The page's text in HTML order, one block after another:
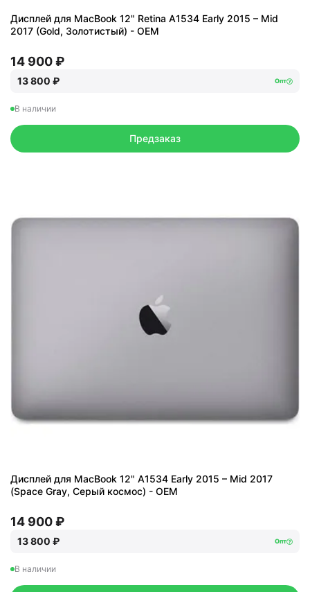
Дисплей для MacBook 12" Retina A1534 Early 2015 – Mid
2017 (Gold, Золотистый) - OEM
14 900 ₽
13 800 ₽ Опт
В наличии
Предзаказ
Дисплей для MacBook 12" A1534 Early 2015 – Mid 2017
(Space Gray, Серый космос) - OEM
14 900 ₽
13 800 ₽ Опт
В наличии